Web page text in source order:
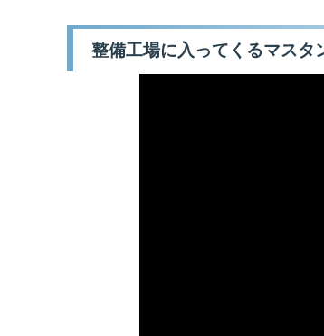
整備工場に入ってくるマスタ